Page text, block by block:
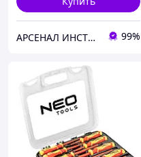
АРСЕНАЛ ИНСТРУМЕНТА 99%